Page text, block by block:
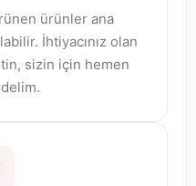
ürünler ana
İhtiyacınız olan
sizin için hemen